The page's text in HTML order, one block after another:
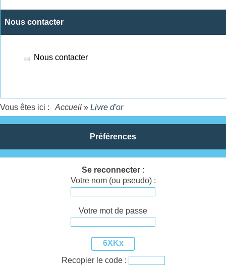
Nous contacter
Nous contacter
Vous êtes ici : Accueil » Livre d'or
Préférences
Se reconnecter :
Votre nom (ou pseudo) :
Votre mot de passe
6XKx
Recopier le code :